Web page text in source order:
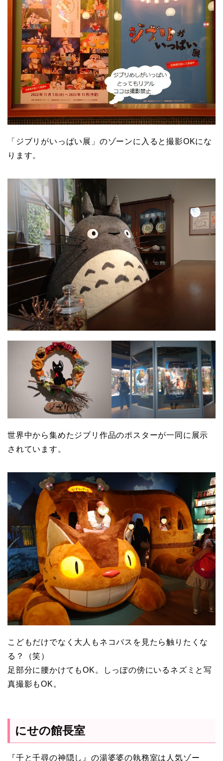
「ジブリがいっぱい展」のゾーンに入ると撮影OKにな
ります。
世界中から集めたジブリ作品のポスターが一同に展示
されています。
こどもだけでなく大人もネコバスを見たら触りたくな
る？（笑）
足部分に腰かけてもOK。しっぽの傍にいるネズミと写
真撮影もOK。
にせの館長室
『千と千尋の神隠し』の湯婆婆の執務室は人気ゾー